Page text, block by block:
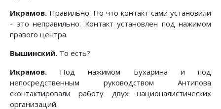
Икрамов. Правильно. Но что контакт сами установили
- это неправильно. Контакт установлен под нажимом
правого центра.
Вышинский. То есть?
Икрамов. Под нажимом Бухарина и под
непосредственным руководством Антипова
сконтактировали работу двух националистических
организаций.